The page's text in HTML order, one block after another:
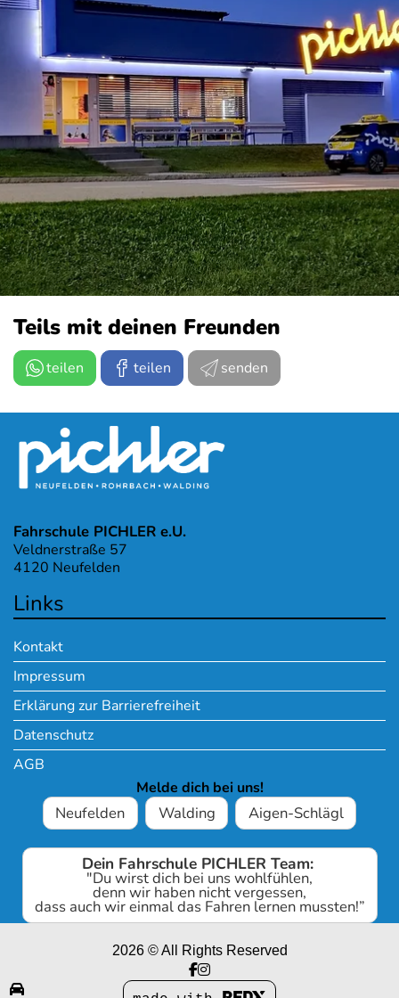

Teils mit deinen Freunden
teilen teilen senden
Fahrschule PICHLER e.U.
Veldnerstraße 57
4120 Neufelden
Links
Kontakt
Impressum
Erklärung zur Barrierefreiheit
Datenschutz
AGB
Melde dich bei uns!
Neufelden Walding Aigen-Schlägl
Dein Fahrschule PICHLER Team:
"Du wirst dich bei uns wohlfühlen,
denn wir haben nicht vergessen,
dass auch wir einmal das Fahren lernen mussten!”
2026 © All Rights Reserved